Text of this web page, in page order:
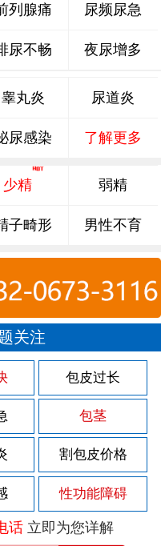
列腺痛 尿频尿急
尿不畅 夜尿增多
睾丸炎 尿道炎
尿感染 了解更多
少精 弱精
子畸形 男性不育
关注
包皮过长
包茎
割包皮价格
性功能障碍
话立即为您详解